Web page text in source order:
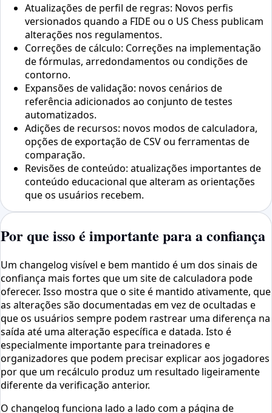
Atualizações de perfil de regras: Novos perfis
versionados quando a FIDE ou o US Chess publicam
alterações nos regulamentos.
Correções de cálculo: Correções na implementação
de fórmulas, arredondamentos ou condições de
contorno.
Expansões de validação: novos cenários de
referência adicionados ao conjunto de testes
automatizados.
Adições de recursos: novos modos de calculadora,
opções de exportação de CSV ou ferramentas de
comparação.
Revisões de conteúdo: atualizações importantes de
conteúdo educacional que alteram as orientações
que os usuários recebem.
Por que isso é importante para a confiança
Um changelog visível e bem mantido é um dos sinais de
confiança mais fortes que um site de calculadora pode
oferecer. Isso mostra que o site é mantido ativamente, que
as alterações são documentadas em vez de ocultadas e
que os usuários sempre podem rastrear uma diferença na
saída até uma alteração específica e datada. Isto é
especialmente importante para treinadores e
organizadores que podem precisar explicar aos jogadores
por que um recálculo produz um resultado ligeiramente
diferente da verificação anterior.
O changelog funciona lado a lado com a página de